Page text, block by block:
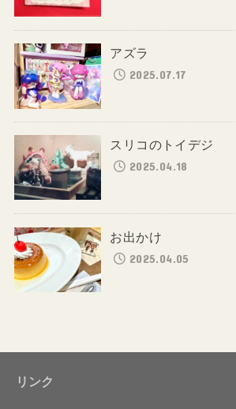
アズラ
2025.07.17
スリコのトイデジ
2025.04.18
お出かけ
2025.04.05
リンク